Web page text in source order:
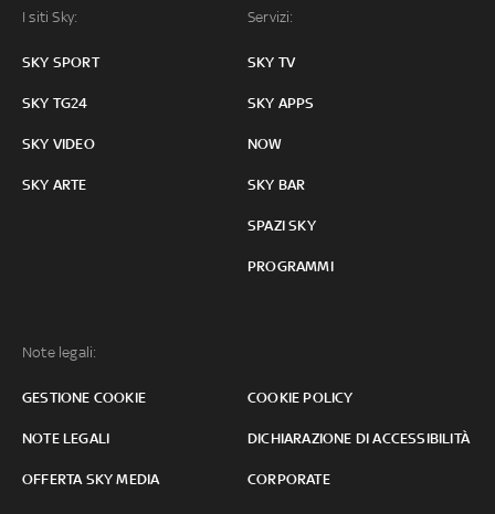
I siti Sky:
SKY SPORT
SKY TG24
SKY VIDEO
SKY ARTE
Servizi:
SKY TV
SKY APPS
NOW
SKY BAR
SPAZI SKY
PROGRAMMI
Note legali:
GESTIONE COOKIE COOKIE POLICY
NOTE LEGALI DICHIARAZIONE DI ACCESSIBILITÀ
OFFERTA SKY MEDIA CORPORATE